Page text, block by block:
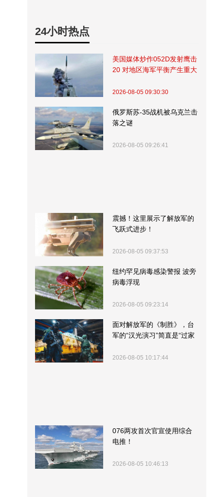
24小时热点
美国媒体炒作052D发射鹰击
20 对地区海军平衡产生重大
2026-08-05 09:30:30
俄罗斯苏-35战机被乌克兰击
落之谜
2026-08-05 09:26:41
震撼！这里展示了解放军的
飞跃式进步！
2026-08-05 09:37:53
纽约罕见病毒感染警报 波旁
病毒浮现
2026-08-05 09:23:14
面对解放军的《制胜》，台
军的“汉光演习”简直是“过家
2026-08-05 10:17:44
076两攻首次官宣使用综合
电推！
2026-08-05 10:46:13